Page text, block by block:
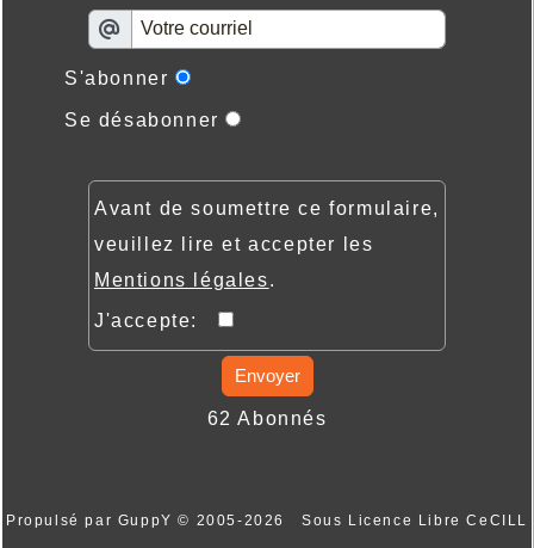
S'abonner
Se désabonner
Avant de soumettre ce formulaire,
veuillez lire et accepter les
Mentions légales.
J'accepte:
Envoyer
62 Abonnés
Propulsé par GuppY© 2005-2026 Sous Licence Libre CeCILL